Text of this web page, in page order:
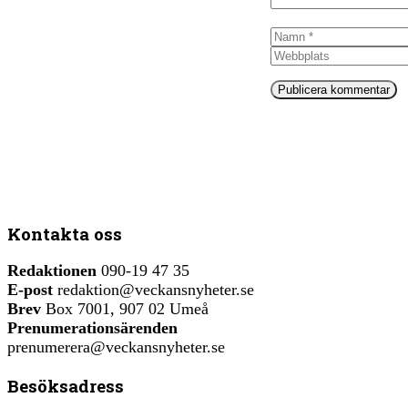
Namn
Kontakta oss
Redaktionen 090-19 47 35
E-post redaktion@veckansnyheter.se
Brev Box 7001, 907 02 Umeå
Prenumerationsärenden
prenumerera@veckansnyheter.se
Besöksadress